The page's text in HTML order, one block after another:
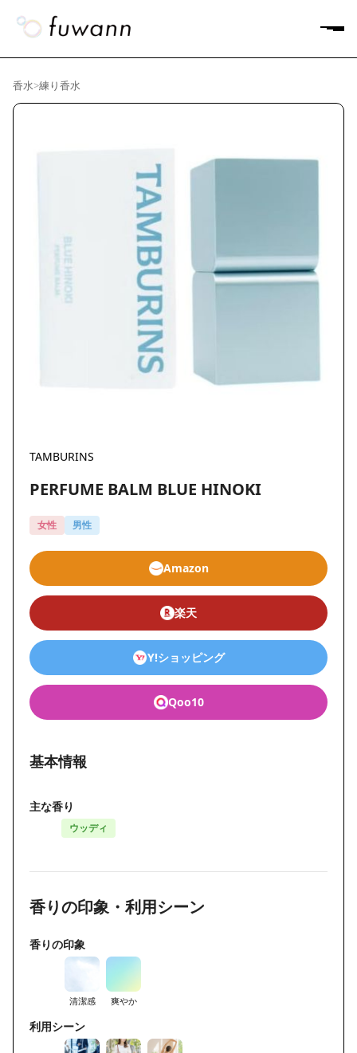
香水>練り香水
TAMBURINS
PERFUME BALM BLUE HINOKI
女性 男性
Amazon
楽天
Y!ショッピング
Qoo10
基本情報
主な香り
ウッディ
香りの印象・利用シーン
香りの印象
清潔感 爽やか
利用シーン